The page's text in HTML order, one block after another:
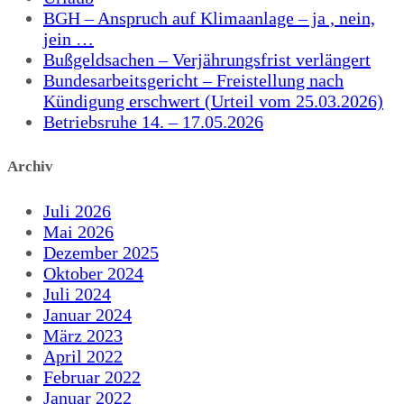
BGH – Anspruch auf Klimaanlage – ja , nein,
jein …
Bußgeldsachen – Verjährungsfrist verlängert
Bundesarbeitsgericht – Freistellung nach
Kündigung erschwert (Urteil vom 25.03.2026)
Betriebsruhe 14. – 17.05.2026
Archiv
Juli 2026
Mai 2026
Dezember 2025
Oktober 2024
Juli 2024
Januar 2024
März 2023
April 2022
Februar 2022
Januar 2022